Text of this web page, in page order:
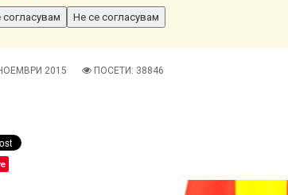
согласувам Не се согласувам
2015 ПОСЕТИ: 38846